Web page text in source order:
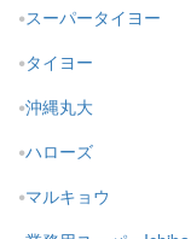
スーパータイヨー
タイヨー
沖縄丸大
ハローズ
マルキョウ